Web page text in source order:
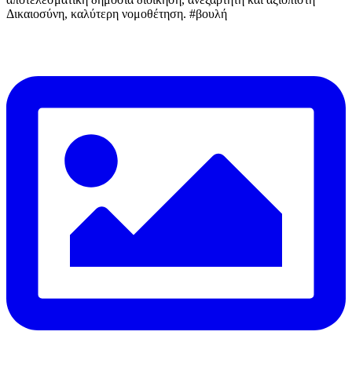
Δικαιοσύνη, καλύτερη νομοθέτηση. #βουλή